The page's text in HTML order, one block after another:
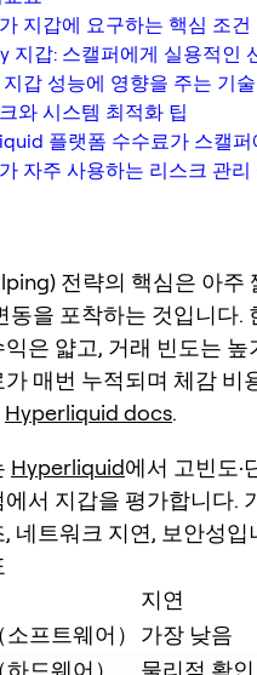
지갑에 요구하는 핵심 조건
지갑: 스캘퍼에게 실용적인
갑 성능에 영향을 주는 기
와 시스템 최적화 팁
플랫폼 수수료가 스캘
자주 사용하는 리스크 관리
전략의 핵심은 아주
동을 포착하는 것입니다.
은 얇고, 거래 빈도는 높
매번 누적되며 체감 비
Hyperliquid docs.
Hyperliquid에서 고빈도·
서 지갑을 평가합니다.
네트워크 지연, 보안성입
지연
프트웨어）
가장 낮음
드웨어）
물리적 확